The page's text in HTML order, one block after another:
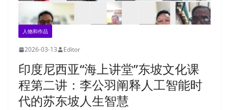
人物和作品
2026-03-13 Editor
印度尼西亚“海上讲堂”东坡文化课
程第二讲：李公羽阐释人工智能时
代的苏东坡人生智慧